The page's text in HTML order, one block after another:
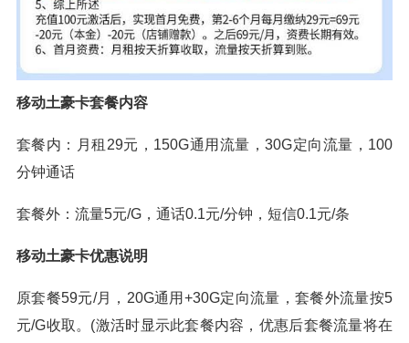
移动土豪卡套餐内容
套餐内：月租29元，150G通用流量，30G定向流量，100
分钟通话
套餐外：流量5元/G，通话0.1元/分钟，短信0.1元/条
移动土豪卡优惠说明
原套餐59元/月，20G通用+30G定向流量，套餐外流量按5
元/G收取。(激活时显示此套餐内容，优惠后套餐流量将在